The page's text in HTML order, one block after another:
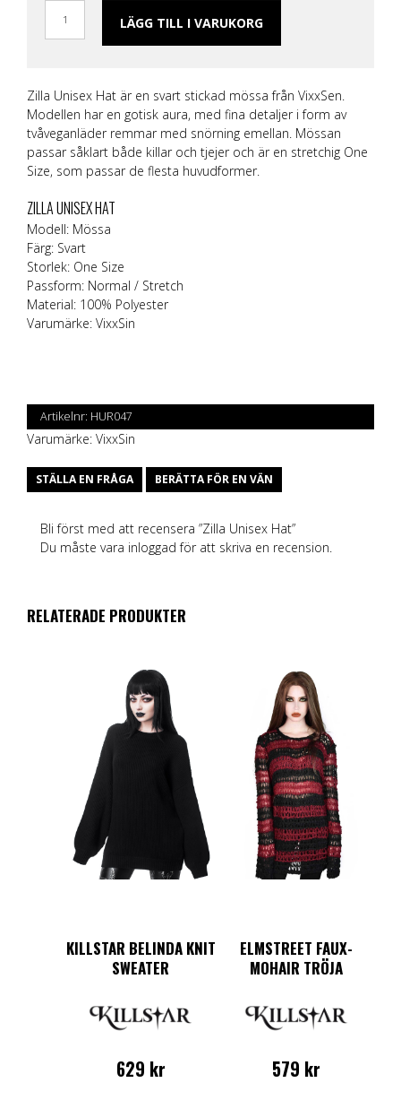
LÄGG TILL I VARUKORG
Zilla Unisex Hat är en svart stickad mössa från VixxSen.
Modellen har en gotisk aura, med fina detaljer i form av
tvåveganläder remmar med snörning emellan. Mössan
passar såklart både killar och tjejer och är en stretchig One
Size, som passar de flesta huvudformer.
ZILLA UNISEX HAT
Modell: Mössa
Färg: Svart
Storlek: One Size
Passform: Normal / Stretch
Material: 100% Polyester
Varumärke: VixxSin
Artikelnr: HUR047
Varumärke: VixxSin
STÄLLA EN FRÅGA BERÄTTA FÖR EN VÄN
Bli först med att recensera ”Zilla Unisex Hat”
Du måste vara inloggad för att skriva en recension.
RELATERADE PRODUKTER
KILLSTAR BELINDA KNIT
SWEATER
629 kr
ELMSTREET FAUX-
MOHAIR TRÖJA
579 kr